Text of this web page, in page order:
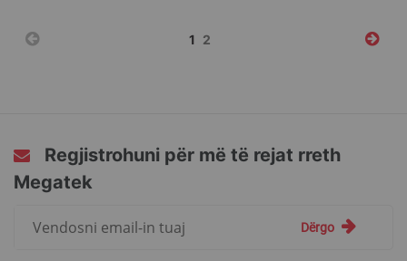
Faqja
You're
1 Faqja
2
Regjistrohuni për më të rejat rreth
Megatek
Dërgo